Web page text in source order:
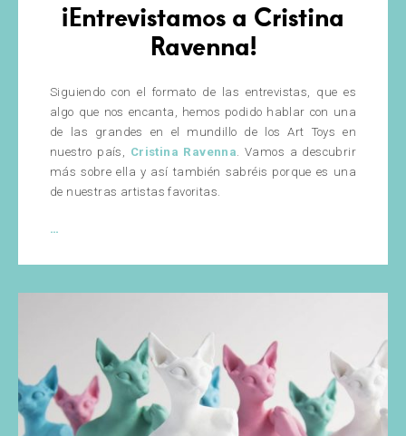
¡Entrevistamos a Cristina
Ravenna!
Siguiendo con el formato de las entrevistas, que es
algo que nos encanta, hemos podido hablar con una
de las grandes en el mundillo de los Art Toys en
nuestro país, Cristina Ravenna. Vamos a descubrir
más sobre ella y así también sabréis porque es una
de nuestras artistas favoritas.
…
Cristina
Ravenna!